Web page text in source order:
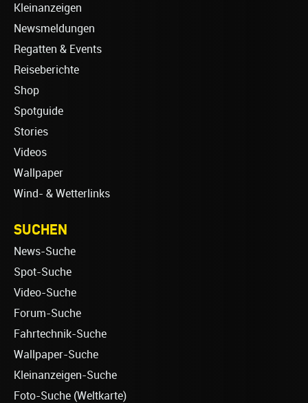
Kleinanzeigen
Newsmeldungen
Regatten & Events
Reiseberichte
Shop
Spotguide
Stories
Videos
Wallpaper
Wind- & Wetterlinks
SUCHEN
News-Suche
Spot-Suche
Video-Suche
Forum-Suche
Fahrtechnik-Suche
Wallpaper-Suche
Kleinanzeigen-Suche
Foto-Suche (Weltkarte)